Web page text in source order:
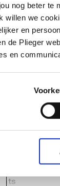
nog beter te
willen we
en
de Plieger
en
is een